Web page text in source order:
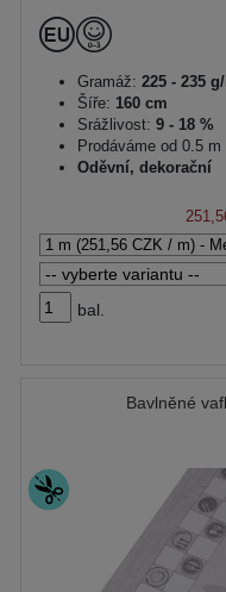
Gramáž: 225 - 235 g/
Šíře: 160 cm
Srážlivost: 9 - 18 %
Prodáváme od 0.5 m
Oděvní, dekorační
bal.
Bavlněné